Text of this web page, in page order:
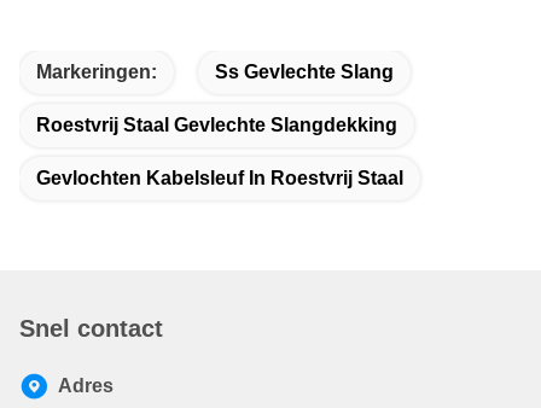
Markeringen: Ss Gevlechte Slang
Roestvrij Staal Gevlechte Slangdekking
Gevlochten Kabelsleuf In Roestvrij Staal
Snel contact
Adres